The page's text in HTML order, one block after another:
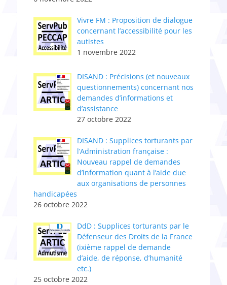
Vivre FM : Proposition de dialogue
concernant l’accessibilité pour les
autistes
1 novembre 2022
DISAND : Précisions (et nouveaux
questionnements) concernant nos
demandes d’informations et
d’assistance
27 octobre 2022
DISAND : Supplices torturants par
l’Administratio​n​ française :
Nouveau rappel de demandes
d’information quant à l’aide due
aux organisations de personnes
handicapées
26 octobre 2022
DdD : Supplices torturants par le
Défenseur des Droits de la France
(ixième rappel de demande
d’aide, de réponse, d’humanité
etc.)
25 octobre 2022